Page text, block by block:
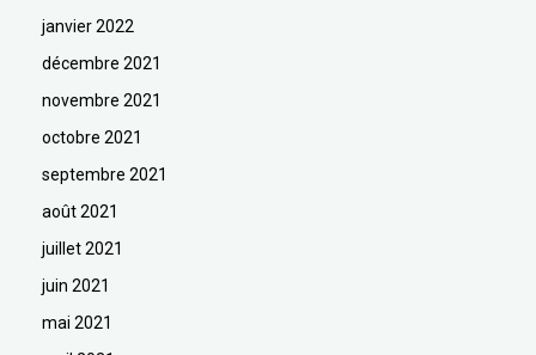
janvier 2022
décembre 2021
novembre 2021
octobre 2021
septembre 2021
août 2021
juillet 2021
juin 2021
mai 2021